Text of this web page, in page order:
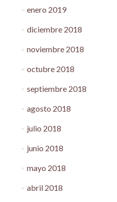
enero 2019
diciembre 2018
noviembre 2018
octubre 2018
septiembre 2018
agosto 2018
julio 2018
junio 2018
mayo 2018
abril 2018